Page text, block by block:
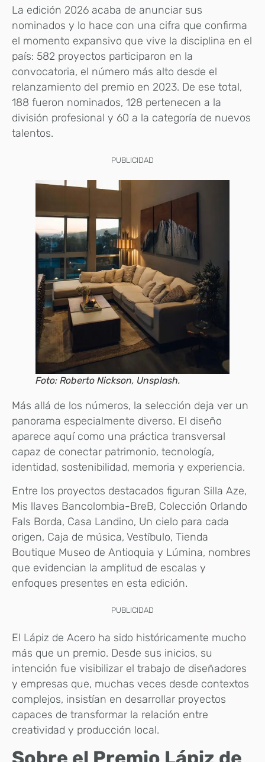
La edición 2026 acaba de anunciar sus
nominados y lo hace con una cifra que confirma
el momento expansivo que vive la disciplina en el
país: 582 proyectos participaron en la
convocatoria, el número más alto desde el
relanzamiento del premio en 2023. De ese total,
188 fueron nominados, 128 pertenecen a la
división profesional y 60 a la categoría de nuevos
talentos.
PUBLICIDAD
Foto: Roberto Nickson, Unsplash.
Más allá de los números, la selección deja ver un
panorama especialmente diverso. El diseño
aparece aquí como una práctica transversal
capaz de conectar patrimonio, tecnología,
identidad, sostenibilidad, memoria y experiencia.
Entre los proyectos destacados figuran Silla Aze,
Mis llaves Bancolombia-BreB, Colección Orlando
Fals Borda, Casa Landino, Un cielo para cada
origen, Caja de música, Vestíbulo, Tienda
Boutique Museo de Antioquia y Lúmina, nombres
que evidencian la amplitud de escalas y
enfoques presentes en esta edición.
PUBLICIDAD
El Lápiz de Acero ha sido históricamente mucho
más que un premio. Desde sus inicios, su
intención fue visibilizar el trabajo de diseñadores
y empresas que, muchas veces desde contextos
complejos, insistían en desarrollar proyectos
capaces de transformar la relación entre
creatividad y producción local.